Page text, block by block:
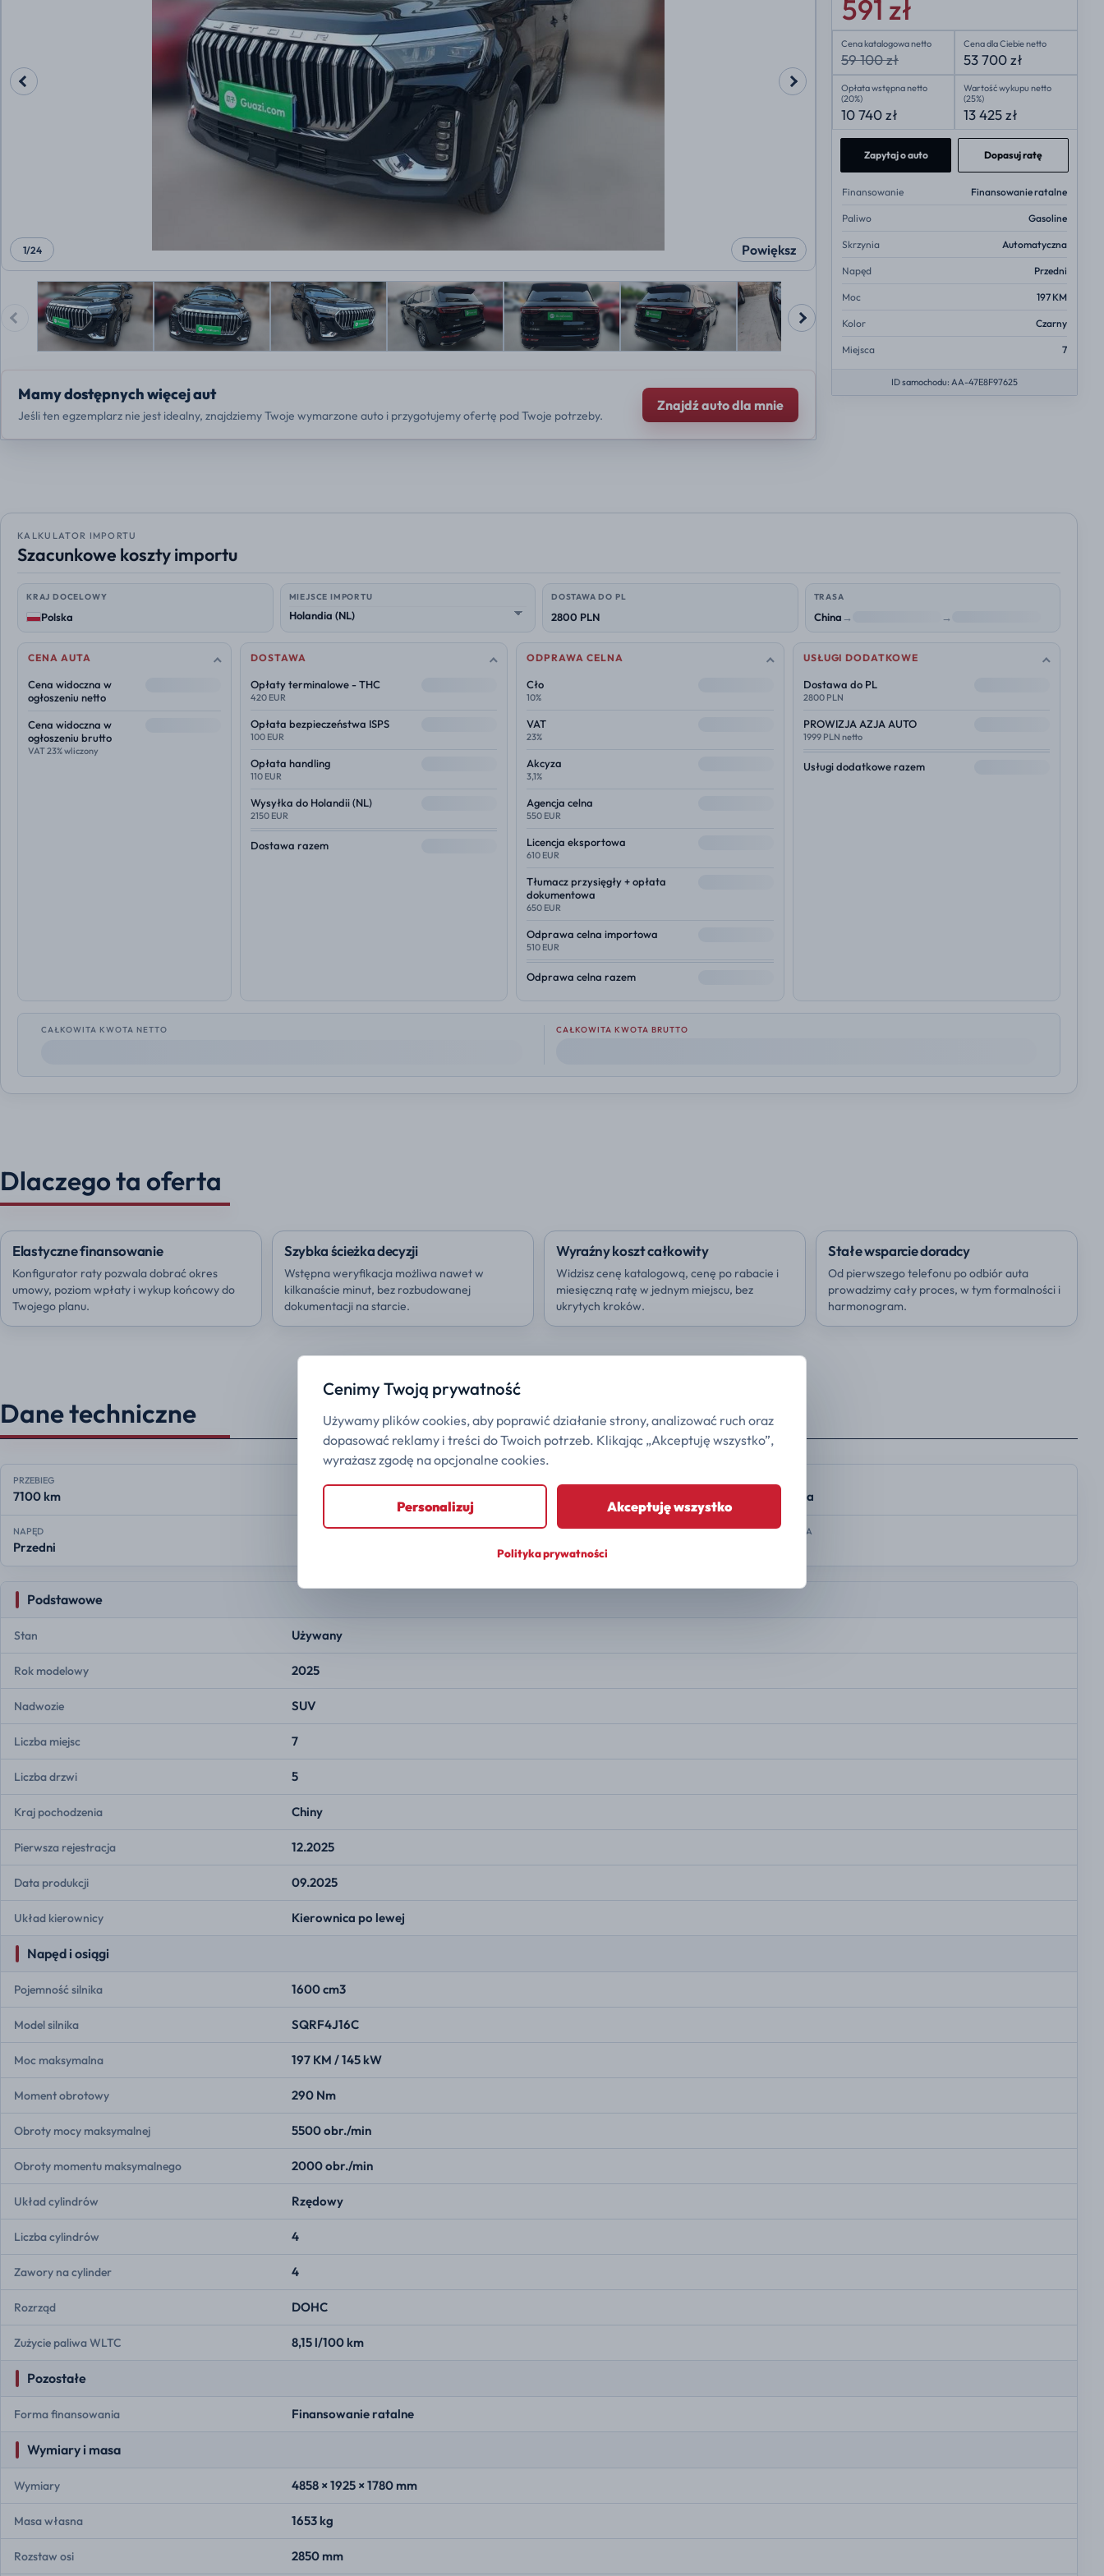
Powiększ
1/24
Mamy dostępnych więcej aut
Jeśli ten egzemplarz nie jest idealny, znajdziemy Twoje wymarzone auto i przygotujemy ofertę pod Twoje potrzeby.
Znajdź auto dla mnie
591 zł
Cena katalogowa netto
59 100 zł
Cena dla Ciebie netto
53 700 zł
Opłata wstępna netto
(20%)
10 740 zł
Wartość wykupu netto
(25%)
13 425 zł
Zapytaj o auto Dopasuj ratę
Finansowanie Finansowanie ratalne
Paliwo Gasoline
Skrzynia Automatyczna
Napęd Przedni
Moc 197 KM
Kolor Czarny
Miejsca 7
ID samochodu: AA-47E8F97625
KALKULATOR IMPORTU
Szacunkowe koszty importu
KRAJ DOCELOWY
Polska
MIEJSCE IMPORTU DOSTAWA DO PL
2800 PLN
TRASA
China→ →
CENA AUTA
Cena widoczna w
ogłoszeniu netto
Cena widoczna w
ogłoszeniu brutto
VAT 23% wliczony
DOSTAWA
Opłaty terminalowe - THC
420 EUR
Opłata bezpieczeństwa ISPS
100 EUR
Opłata handling
110 EUR
Wysyłka do Holandii (NL)
2150 EUR
Dostawa razem
ODPRAWA CELNA
Cło
10%
VAT
23%
Akcyza
3,1%
Agencja celna
550 EUR
Licencja eksportowa
610 EUR
Tłumacz przysięgły + opłata
dokumentowa
650 EUR
Odprawa celna importowa
510 EUR
Odprawa celna razem
USŁUGI DODATKOWE
Dostawa do PL
2800 PLN
PROWIZJA AZJA AUTO
1999 PLN netto
Usługi dodatkowe razem
CAŁKOWITA KWOTA NETTO CAŁKOWITA KWOTA BRUTTO
Dlaczego ta oferta
Elastyczne finansowanie
Konfigurator raty pozwala dobrać okres
umowy, poziom wpłaty i wykup końcowy do
Twojego planu.
Szybka ścieżka decyzji
Wstępna weryfikacja możliwa nawet w
kilkanaście minut, bez rozbudowanej
dokumentacji na starcie.
Wyraźny koszt całkowity
Widzisz cenę katalogową, cenę po rabacie i
miesięczną ratę w jednym miejscu, bez
ukrytych kroków.
Stałe wsparcie doradcy
Od pierwszego telefonu po odbiór auta
prowadzimy cały proces, w tym formalności i
harmonogram.
Dane techniczne
PRZEBIEG
7100 km Automatyczna
NAPĘD
Przedni
MOC KOLOR NADWOZIA
Podstawowe
Stan Używany
Rok modelowy 2025
Nadwozie SUV
Liczba miejsc 7
Liczba drzwi 5
Kraj pochodzenia Chiny
Pierwsza rejestracja 12.2025
Data produkcji 09.2025
Układ kierownicy Kierownica po lewej
Napęd i osiągi
Pojemność silnika 1600 cm3
Model silnika SQRF4J16C
Moc maksymalna 197 KM / 145 kW
Moment obrotowy 290 Nm
Obroty mocy maksymalnej 5500 obr./min
Obroty momentu maksymalnego 2000 obr./min
Układ cylindrów Rzędowy
Liczba cylindrów 4
Zawory na cylinder 4
Rozrząd DOHC
Zużycie paliwa WLTC 8,15 l/100 km
Pozostałe
Forma finansowania Finansowanie ratalne
Wymiary i masa
Wymiary 4858 × 1925 × 1780 mm
Masa własna 1653 kg
Rozstaw osi 2850 mm
Cenimy Twoją prywatność
Używamy plików cookies, aby poprawić działanie strony, analizować ruch oraz
dopasować reklamy i treści do Twoich potrzeb. Klikając „Akceptuję wszystko”,
wyrażasz zgodę na opcjonalne cookies.
Personalizuj Akceptuję wszystko
Polityka prywatności